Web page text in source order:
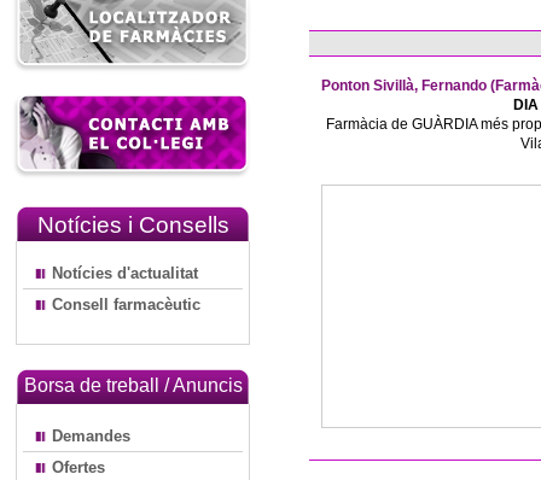
Notícies i Consells
Notícies d'actualitat
Consell farmacèutic
Borsa de treball / Anuncis
Demandes
Ofertes
Ponton Sivillà, Fernando
Farmàcia de GUÀRDIA més